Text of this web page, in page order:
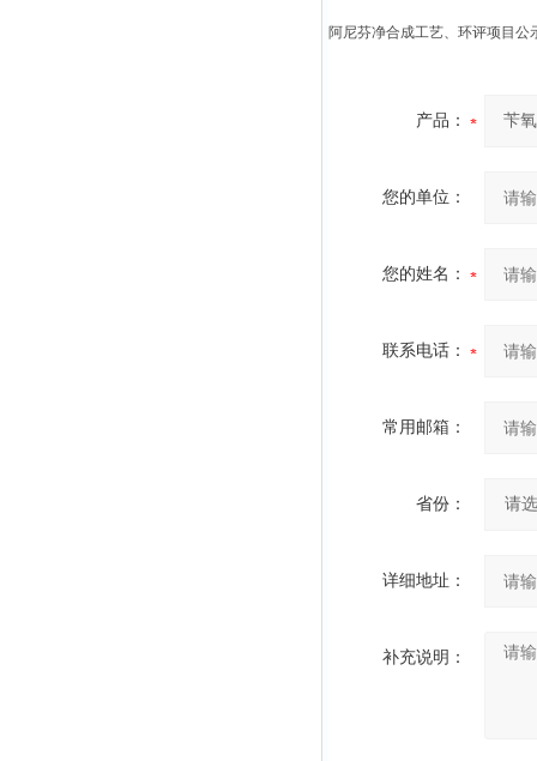
阿尼芬净合成工艺、环评项目
产品：
您的单位：
您的姓名：
联系电话：
常用邮箱：
省份：
详细地址：
补充说明：